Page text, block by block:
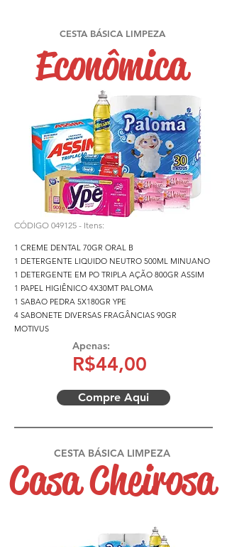
CESTA BÁSICA LIMPEZA
Econômica
CÓDIGO 049125 - Itens:
1 CREME DENTAL 70GR ORAL B
1 DETERGENTE LIQUIDO NEUTRO 500ML MINUANO
1 DETERGENTE EM PO TRIPLA AÇÃO 800GR ASSIM
1 PAPEL HIGIÊNICO 4X30MT PALOMA
1 SABAO PEDRA 5X180GR YPE
4 SABONETE DIVERSAS FRAGÂNCIAS 90GR
MOTIVUS
Apenas:
R$44,00
Compre Aqui
CESTA BÁSICA LIMPEZA
Casa Cheirosa